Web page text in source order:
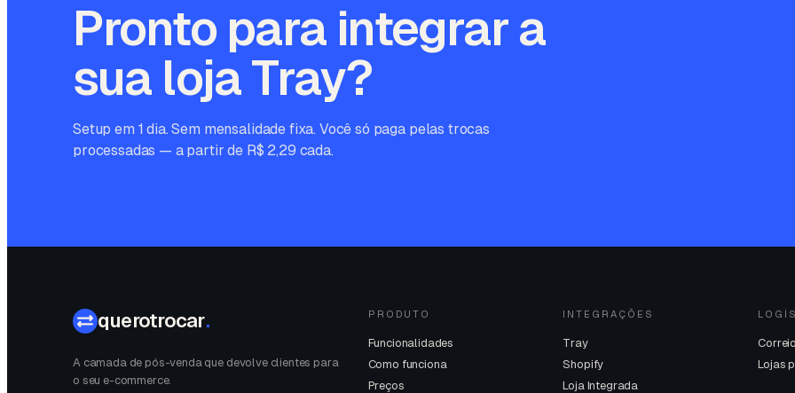
Pronto para integrar a
sua lojaTray?
Setup em 1 dia. Sem mensalidade fixa. Você só paga pelas trocas
processadas — a partir de R$ 2,29 cada.
querotrocar.
A camada de pós-venda que devolve clientes para
o seu e-commerce.
PRODUTO
Funcionalidades
Como funciona
Preços
INTEGRAÇÕES
Tray
Shopify
Loja Integrada
Lojas